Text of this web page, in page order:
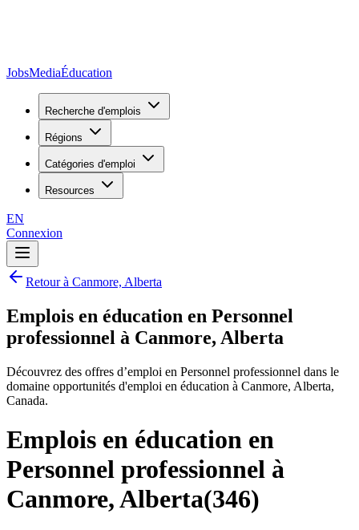
JobsMediaÉducation
Recherche d'emplois
Régions
Catégories d'emploi
Resources
EN
Connexion
Retour à Canmore, Alberta
Emplois en éducation en Personnel
professionnel à Canmore, Alberta
Découvrez des offres d’emploi en Personnel professionnel dans le
domaine opportunités d'emploi en éducation à Canmore, Alberta,
Canada.
Emplois en éducation en
Personnel professionnel à
Canmore, Alberta(346)